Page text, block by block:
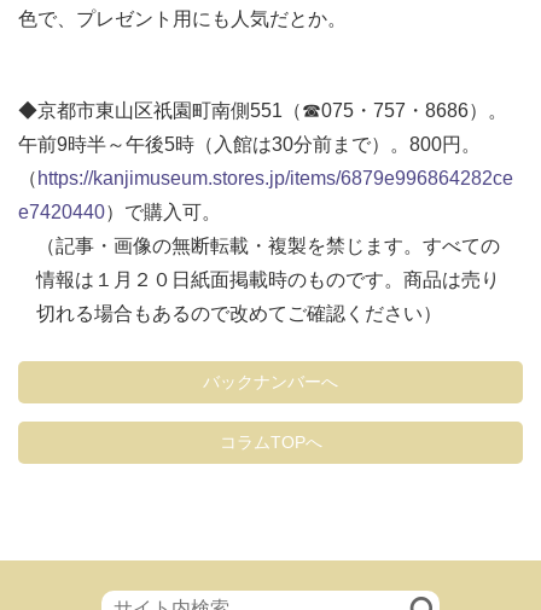
色で、プレゼント用にも人気だとか。
◆京都市東山区祇園町南側551（☎075・757・8686）。
午前9時半～午後5時（入館は30分前まで）。800円。
（ https://kanjimuseum.stores.jp/items/6879e996864282ce
e7420440）で購入可。
（記事・画像の無断転載・複製を禁じます。すべての
情報は１月２０日紙面掲載時のものです。商品は売り
切れる場合もあるので改めてご確認ください）
バックナンバーへ
コラムTOPへ